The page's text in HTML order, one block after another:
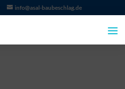
info@asal-baubeschlag.de